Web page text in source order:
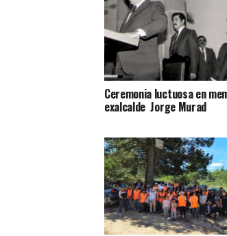
Ceremonia luctuosa en
exalcalde Jorge Murad